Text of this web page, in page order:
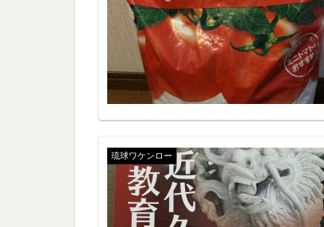
琉球ワケンロー